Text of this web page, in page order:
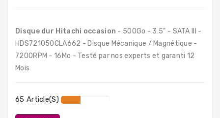
Composants
Composants
PC
Destockage
Disque dur Hitachi occasion - 500Go - 3.5" - SATA III -
HDS721050CLA662 - Disque Mécanique / Magnétique -
7200RPM - 16Mo - Testé par nos experts et garanti 12
Mois
65 Article(s)